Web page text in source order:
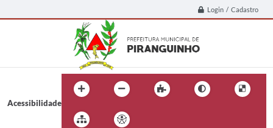
Login / Cadastro
Acessibilidade